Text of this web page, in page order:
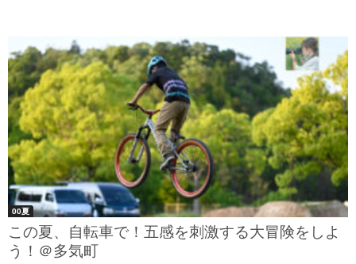
00夏
この夏、自転車で！五感を刺激する大冒険をしよ
う！＠多気町